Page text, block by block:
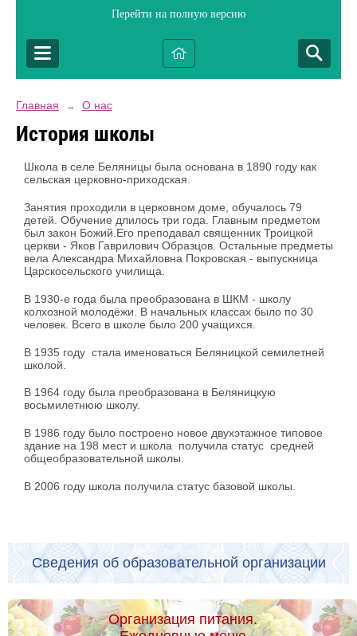
Перейти на полную версию
Главная → О нас
История школы
Школа в селе Беляницы была основана в 1890 году как
сельская церковно-приходская.
Занятия проходили в церковном доме, обучалось 79
детей. Обучение длилось три года. Главным предметом
был закон Божий.Его преподавал священник Троицкой
церкви - Яков Гаврилович Образцов. Остальные предметы
вела Александра Михайловна Покровская - выпускница
Царскосельского училища.
В 1930-е года была преобразована в ШКМ - школу
колхозной молодёжи. В начальных классах было по 30
человек. Всего в школе было 200 учащихся.
В 1935 году стала именоваться Беляницкой семилетней
школой.
В 1964 году была преобразована в Беляницкую
восьмилетнюю школу.
В 1986 году было построено новое двухэтажное типовое
здание на 198 мест и школа получила статус средней
общеобразовательной школы.
В 2006 году школа получила статус базовой школы.
Сведения об образовательной организации
Организация питания.